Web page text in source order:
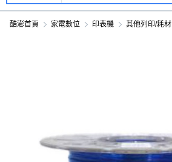
酷澎首頁 家電數位 印表機 其他列印/耗材